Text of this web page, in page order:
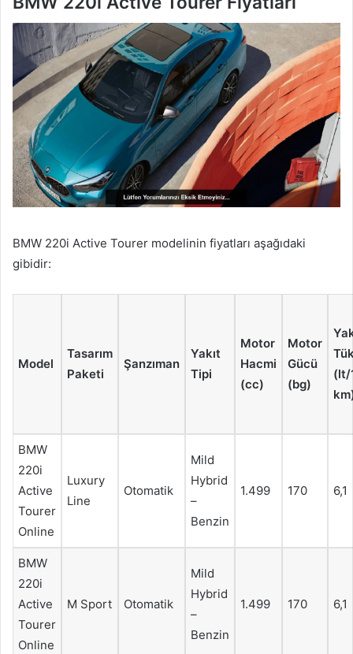
BMW 220i Active Tourer modelinin fiyatları aşağıdaki
gibidir:
Model
Tasarım
Paketi
Şanzıman
Yakıt
Tipi
Motor
Hacmi
(cc)
Motor
Gücü
(bg)
(lt/
BMW
220i
Active
Tourer
Online
Luxury
Line
Otomatik
Mild
Hybrid
–
Benzin
1.499 170 6,1
BMW
220i
Active
Tourer
Online
M Sport Otomatik
Mild
Hybrid
–
Benzin
1.499 170 6,1